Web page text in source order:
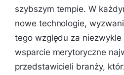
szybszym tempie. W
nowe technologie,
tego względu za niezwykle
wsparcie merytoryczne
przedstawicieli branży,